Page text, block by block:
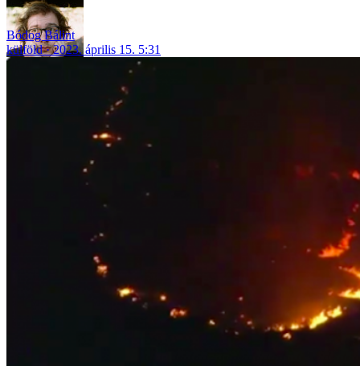
Bódog Bálint
külföld
2023. április 15. 5:31